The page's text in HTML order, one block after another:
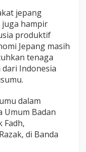
jepang
juga hampir
produktif
Jepang masih
tenaga
Indonesia
dalam
Umum Badan
Fadh,
di Banda